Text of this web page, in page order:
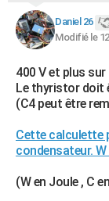
Daniel 26
Modifié le
400 V et plus sur
Le thyristor doit
(C4 peut être
Cette calculette
condensateur. W
(W en Joule , C